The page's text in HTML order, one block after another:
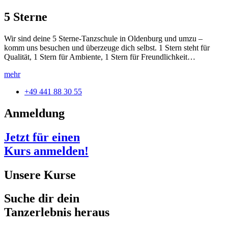
5 Sterne
Wir sind deine 5 Sterne-Tanzschule in Oldenburg und umzu –
komm uns besuchen und überzeuge dich selbst. 1 Stern steht für
Qualität, 1 Stern für Ambiente, 1 Stern für Freundlichkeit…
mehr
+49 441 88 30 55
Anmeldung
Jetzt für einen
Kurs anmelden!
Unsere Kurse
Suche dir dein
Tanzerlebnis heraus